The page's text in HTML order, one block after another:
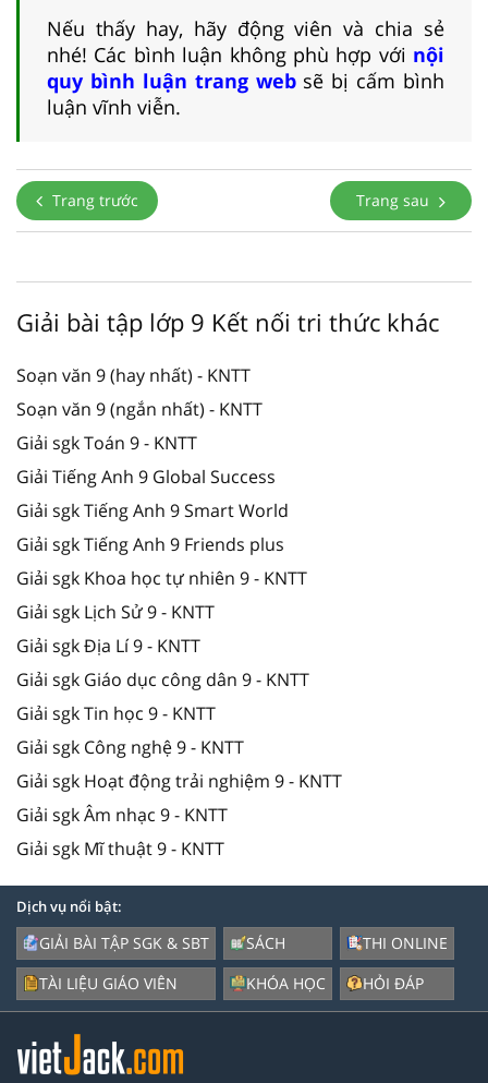
Nếu thấy hay, hãy động viên và chia sẻ
nhé! Các bình luận không phù hợp với nội
quy bình luận trang websẽ bị cấm bình
luận vĩnh viễn.
Trang trước Trang sau
Giải bài tập lớp 9 Kết nối tri thức khác
Soạn văn 9 (hay nhất) - KNTT
Soạn văn 9 (ngắn nhất) - KNTT
Giải sgk Toán 9 - KNTT
Giải Tiếng Anh 9 Global Success
Giải sgk Tiếng Anh 9 Smart World
Giải sgk Tiếng Anh 9 Friends plus
Giải sgk Khoa học tự nhiên 9 - KNTT
Giải sgk Lịch Sử 9 - KNTT
Giải sgk Địa Lí 9 - KNTT
Giải sgk Giáo dục công dân 9 - KNTT
Giải sgk Tin học 9 - KNTT
Giải sgk Công nghệ 9 - KNTT
Giải sgk Hoạt động trải nghiệm 9 - KNTT
Giải sgk Âm nhạc 9 - KNTT
Giải sgk Mĩ thuật 9 - KNTT
Dịch vụ nổi bật:
GIẢI BÀI TẬP SGK & SBT
TÀI LIỆU GIÁO VIÊN
SÁCH
KHÓA HỌC
THI ONLINE
HỎI ĐÁP